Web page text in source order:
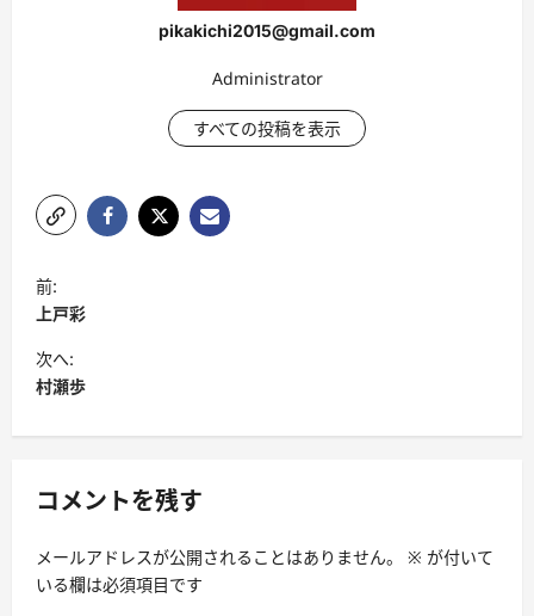
pikakichi2015@gmail.com
Administrator
すべての投稿を表示
投
稿
ナ
ビ
シ
ン
前:
上戸彩
次へ:
村瀬歩
コメントを残す
メールアドレスが公開されることはありません。 ※ が付いて
いる欄は必須項目です